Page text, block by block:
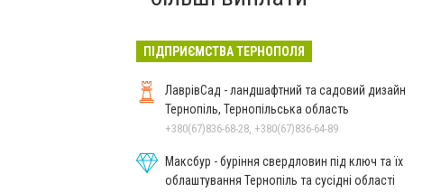
ПІДПРИЄМСТВА ТЕРНОПОЛЯ
ЛаврівСад - ландшафтний та садовий дизайн
Тернопіль, Тернопільська область
+380(67)836-68-28, +380(67)836-64-89
Максбур - буріння свердловин під ключ та їх
облаштування Тернопіль та сусідні області